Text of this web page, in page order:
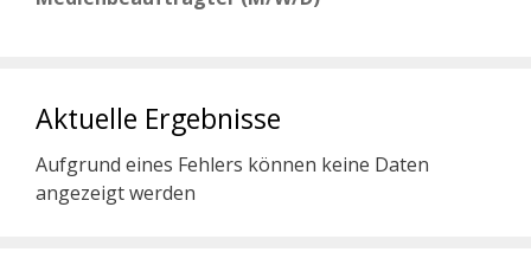
Aktuelle Ergebnisse
Aufgrund eines Fehlers können keine Daten
angezeigt werden